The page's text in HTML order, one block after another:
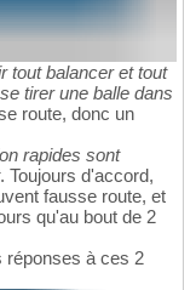
tout balancer et tout
tirer une balle dans
route, donc un
rapides sont
. Toujours d'accord,
fausse route, et
qu'au bout de 2
réponses à ces 2